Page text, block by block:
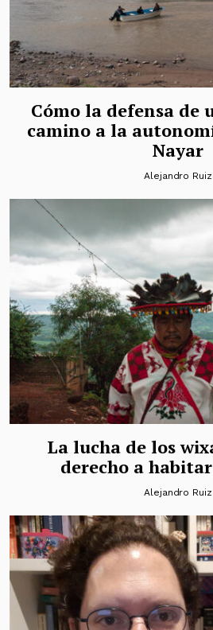
Cómo la defensa de
camino a la
Nayar
Alejandro Ruiz
La lucha de los
derecho a
Alejandro Ruiz